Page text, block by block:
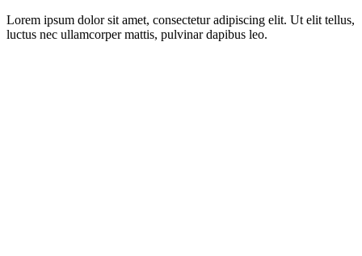
Lorem ipsum dolor sit amet, consectetur adipiscing elit. Ut elit tellus,
luctus nec ullamcorper mattis, pulvinar dapibus leo.